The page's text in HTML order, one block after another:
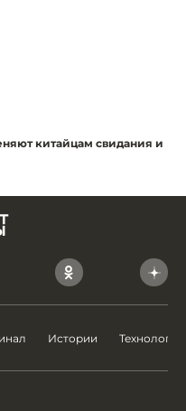
китайцам свидания и
Истории Технологии